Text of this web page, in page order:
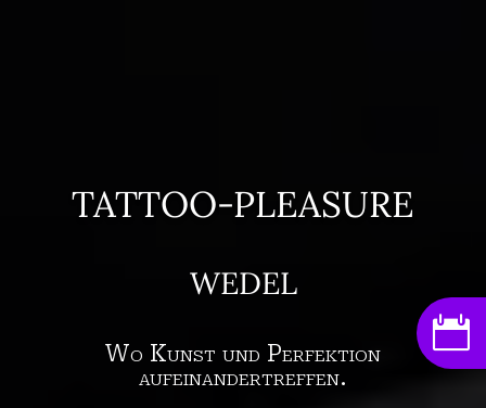
TATTOO-PLEASURE
WEDEL
Wo Kunst und Perfektion
aufeinandertreffen.
